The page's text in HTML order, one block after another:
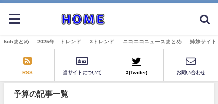
5chまとめ 2025年 トレンド Xトレンド ニコニコニュースまとめ 姉妹サイ
RSS 当サイトについて X(Twitter) お問い合わせ
予算の記事一覧